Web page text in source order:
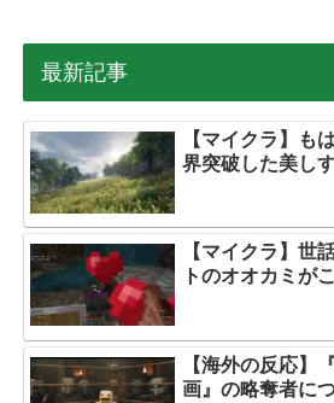
最新記事
【マイクラ】も
界突破した美し
【マイクラ】世
トのオオカミが
【海外の反応】
画』の略奪者に